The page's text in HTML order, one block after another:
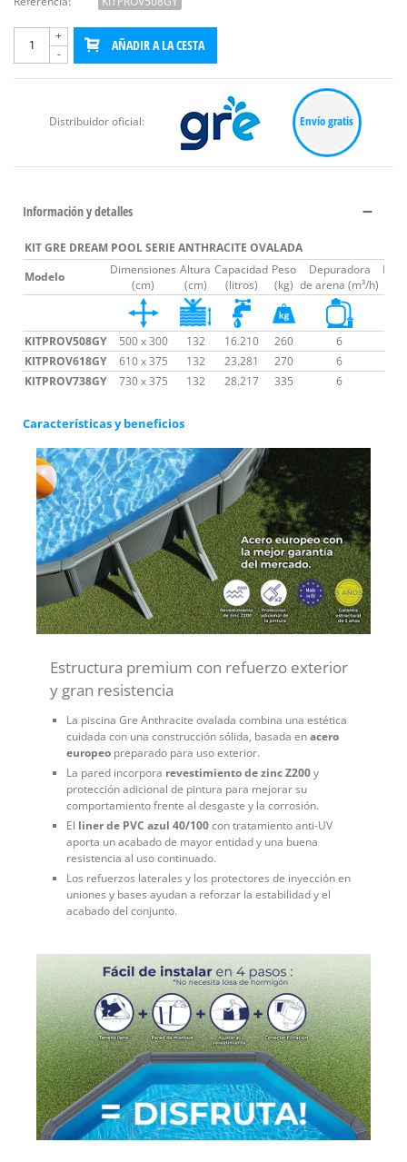
-
+
AÑADIR A LA CESTA
Distribuidor oficial: Envío gratis
Información y detalles
KIT GRE DREAM POOL SERIE ANTHRACITE OVALADA
Modelo
Dimensiones
(cm)
Altura
(cm)
Capacidad
(litros)
Peso
(kg)
Depuradora
de arena (m³/h)
KITPROV508GY 500 x 300 132 16.210 260 6
KITPROV618GY
610 x 375 132 23.281 270 6
KITPROV738GY
730 x 375 132 28.217 335 6
Características y beneficios
Estructura premium con refuerzo exterior
y gran resistencia
La piscina Gre Anthracite ovalada combina una estética
cuidada con una construcción sólida, basada enacero
europeo preparado para uso exterior.
La pared incorpora revestimiento de zinc Z200y
protección adicional de pintura para mejorar su
comportamiento frente al desgaste y la corrosión.
El liner de PVC azul 40/100con tratamiento anti-UV
aporta un acabado de mayor entidad y una buena
resistencia al uso continuado.
Los refuerzos laterales y los protectores de inyección en
uniones y bases ayudan a reforzar la estabilidad y el
acabado del conjunto.